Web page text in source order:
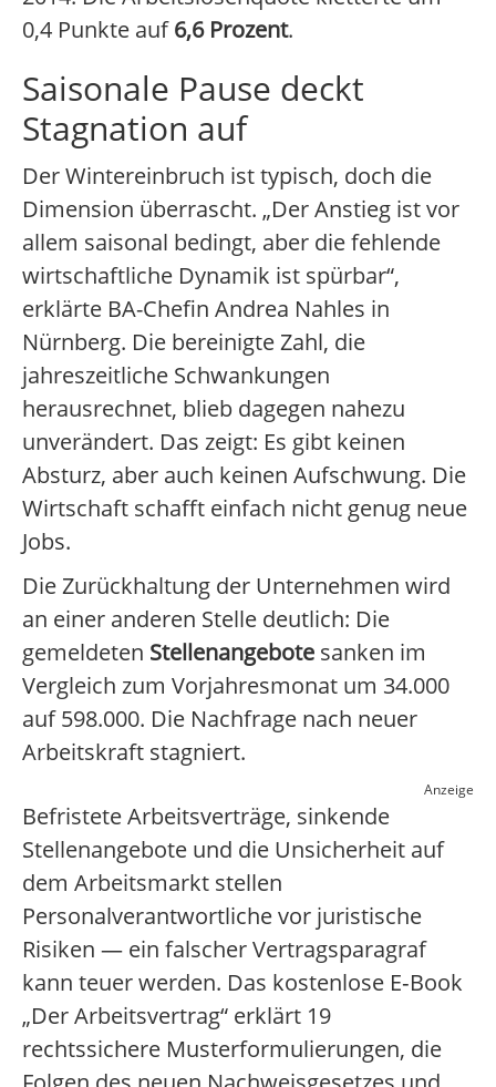
0,4 Punkte auf6,6 Prozent.
Saisonale Pause deckt
Stagnation auf
Der Wintereinbruch ist typisch, doch die
Dimension überrascht. „Der Anstieg ist vor
allem saisonal bedingt, aber die fehlende
wirtschaftliche Dynamik ist spürbar“,
erklärte BA-Chefin Andrea Nahles in
Nürnberg. Die bereinigte Zahl, die
jahreszeitliche Schwankungen
herausrechnet, blieb dagegen nahezu
unverändert. Das zeigt: Es gibt keinen
Absturz, aber auch keinen Aufschwung. Die
Wirtschaft schafft einfach nicht genug neue
Jobs.
Die Zurückhaltung der Unternehmen wird
an einer anderen Stelle deutlich: Die
gemeldeten Stellenangebote sanken im
Vergleich zum Vorjahresmonat um 34.000
auf 598.000. Die Nachfrage nach neuer
Arbeitskraft stagniert.
Anzeige
Befristete Arbeitsverträge, sinkende
Stellenangebote und die Unsicherheit auf
dem Arbeitsmarkt stellen
Personalverantwortliche vor juristische
Risiken — ein falscher Vertragsparagraf
kann teuer werden. Das kostenlose E‑Book
„Der Arbeitsvertrag“ erklärt 19
rechtssichere Musterformulierungen, die